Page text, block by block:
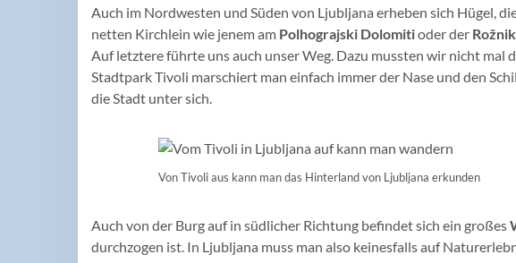
Auch im Nordwesten und Süden von Ljubljana erheben sich Hügel,
netten Kirchlein wie jenem am Polhograjski Dolomitioder der
Auf letztere führte uns auch unser Weg. Dazu mussten wir nicht mal
Stadtpark Tivoli marschiert man einfach immer der Nase und den
die Stadt unter sich.
Von Tivoli aus kann man das Hinterland von Ljubljana erkunden
Auch von der Burg auf in südlicher Richtung befindet sich ein großes
durchzogen ist. In Ljubljana muss man also keinesfalls auf